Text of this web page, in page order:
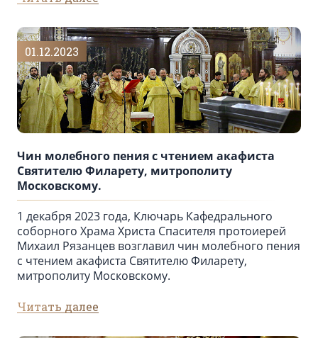
01.12.2023
Чин молебного пения с чтением акафиста
Святителю Филарету, митрополиту
Московскому.
1 декабря 2023 года, Ключарь Кафедрального
соборного Храма Христа Спасителя протоиерей
Михаил Рязанцев возглавил чин молебного пения
с чтением акафиста Святителю Филарету,
митрополиту Московскому.
Читать далее